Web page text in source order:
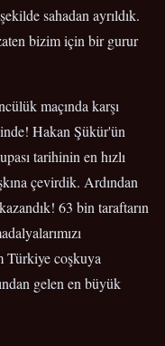
sahadan ayrıldık.
bizim için bir gurur
maçında karşı
Hakan Şükür'ün
tarihinin en hızlı
çevirdik. Ardından
63 bin taraftarın
Türkiye coşkuya
gelen en büyük